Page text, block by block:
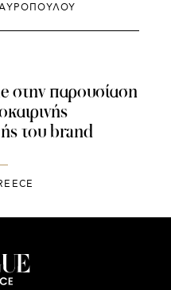
στην παρουσίαση
του brand